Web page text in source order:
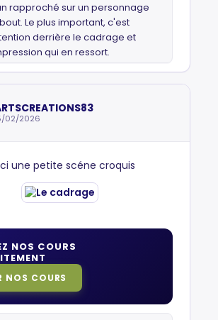
rapproché sur un personnage
Le plus important, c'est
derrière le cadrage et
qui en ressort.
02/2026
une petite scéne croquis
NOS COURS
NOS COURS